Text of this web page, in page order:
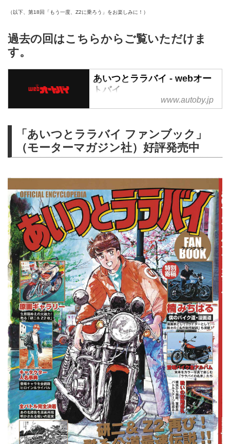
（以下、第18回「もう一度、Z2に乗ろう」をお楽しみに！）
過去の回はこちらからご覧いただけま
す。
あいつとララバイ - webオー
トバイ
あいつとララバイ の記事一覧 -
トバイ・バイクに関する幅広い最
新情報をお届けするモーターマガ
ジン社「月刊オートバイ」のサイ
バイクのこと、用品のこと、レー
スのこと。各カテゴリーとも日々
内容を強化中。毎日の更新を目指
していますので、マメにお付き合
いください。
www.autoby.jp
「あいつとララバイ ファンブック」
（モーターマガジン社）好評発売中